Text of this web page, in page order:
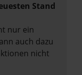
Stand
nur ein
auch dazu
nicht